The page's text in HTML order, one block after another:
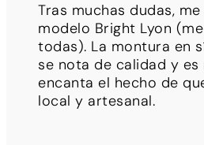
Tras muchas dudas,
modelo Bright Lyon
todas). La montura en
se nota de calidad y es
encanta el hecho de
local y artesanal.